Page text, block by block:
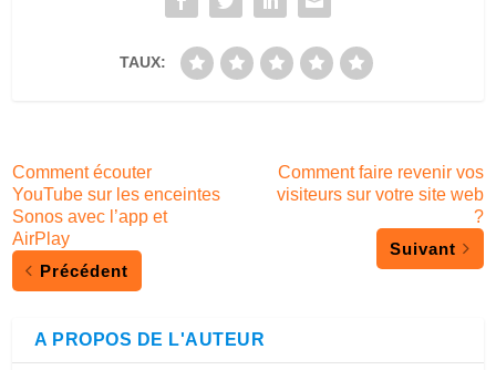
TAUX:
Comment écouter
YouTube sur les enceintes
Sonos avec l’app et
AirPlay
Précédent
Comment faire revenir vos
visiteurs sur votre site web
?
Suivant
A PROPOS DE L'AUTEUR